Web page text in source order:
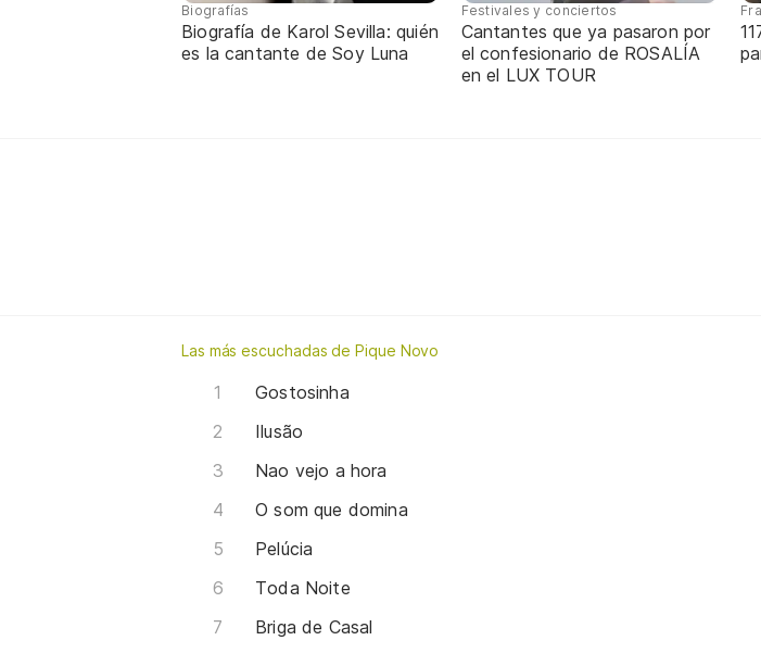
Biografías
Biografía de Karol Sevilla: quién
es la cantante de Soy Luna
Festivales y conciertos
Cantantes que ya pasaron por
el confesionario de ROSALÍA
en el LUX TOUR
Las más escuchadas de Pique Novo
Gostosinha
Ilusão
Nao vejo a hora
O som que domina
Pelúcia
Toda Noite
Briga de Casal